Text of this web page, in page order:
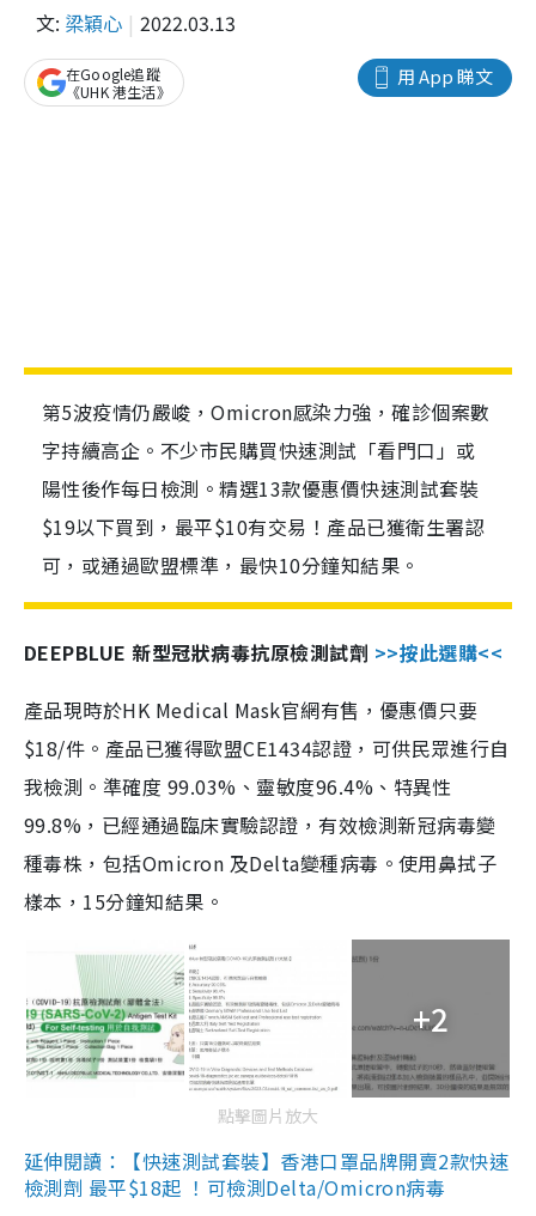
文: 梁穎心 2022.03.13
用 App 睇文
在Google追蹤
《UHK 港生活》
第5波疫情仍嚴峻，Omicron感染力強，確診個案數
字持續高企。不少市民購買快速測試「看門口」或
陽性後作每日檢測。精選13款優惠價快速測試套裝
$19以下買到，最平$10有交易！產品已獲衛生署認
可，或通過歐盟標準，最快10分鐘知結果。
DEEPBLUE 新型冠狀病毒抗原檢測試劑 >>按此選購<<
產品現時於HK Medical Mask官網有售，優惠價只要
$18/件。產品已獲得歐盟CE1434認證，可供民眾進行自
我檢測。準確度 99.03%、靈敏度96.4%、特異性
99.8%，已經通過臨床實驗認證，有效檢測新冠病毒變
種毒株，包括Omicron 及Delta變種病毒。使用鼻拭子
樣本，15分鐘知結果。
+2
點擊圖片放大
延伸閱讀：【快速測試套裝】香港口罩品牌開賣2款快速
檢測劑 最平$18起 ！可檢測Delta/Omicron病毒